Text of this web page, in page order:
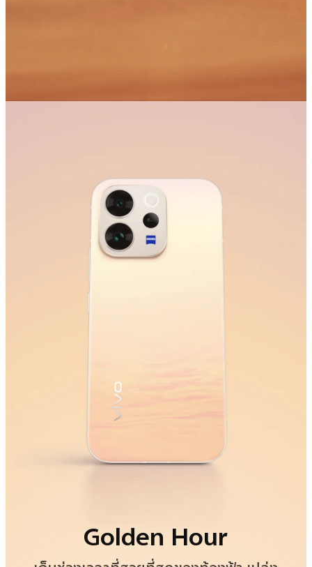
Golden Hour
Alpine Gray
Authentic Black